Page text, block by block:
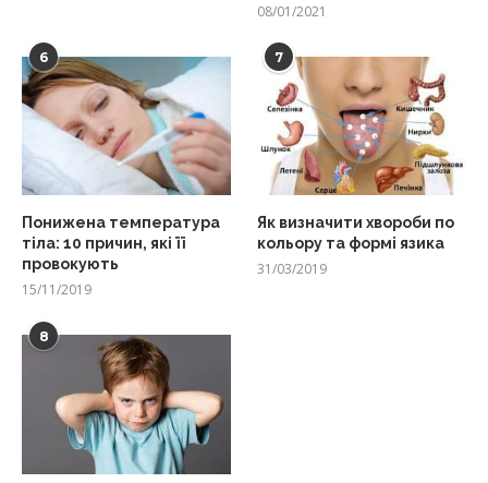
08/01/2021
6
Понижена температура
тіла: 10 причин, які її
провокують
15/11/2019
7
Як визначити хвороби по
кольору та формі язика
31/03/2019
8